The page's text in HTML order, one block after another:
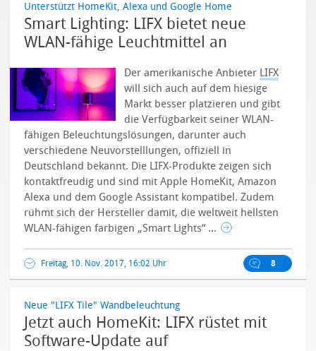
Unterstützt HomeKit, Alexa und Google Home
Smart Lighting: LIFX bietet neue
WLAN-fähige Leuchtmittel an
Der amerikanische Anbieter LIFX
will sich auch auf dem hiesige
Markt besser platzieren und gibt
die Verfügbarkeit seiner WLAN-
fähigen Beleuchtungslösungen, darunter auch
verschiedene Neuvorstelllungen, offiziell in
Deutschland bekannt. Die LIFX-Produkte zeigen sich
kontaktfreudig und sind mit Apple HomeKit, Amazon
Alexa und dem Google Assistant kompatibel. Zudem
rühmt sich der Hersteller damit, die weltweit hellsten
WLAN-fähigen farbigen „Smart Lights“ ...
Freitag, 10. Nov. 2017, 16:02 Uhr 8
Neue "LIFX Tile" Wandbeleuchtung
Jetzt auch HomeKit: LIFX rüstet mit
Software-Update auf